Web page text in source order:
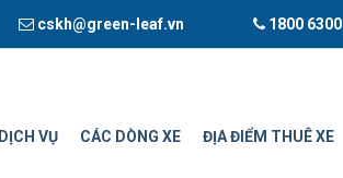
cskh@green-leaf.vn 1800 6300
DỊCH VỤ CÁC DÒNG XE ĐỊA ĐIỂM THUÊ XE